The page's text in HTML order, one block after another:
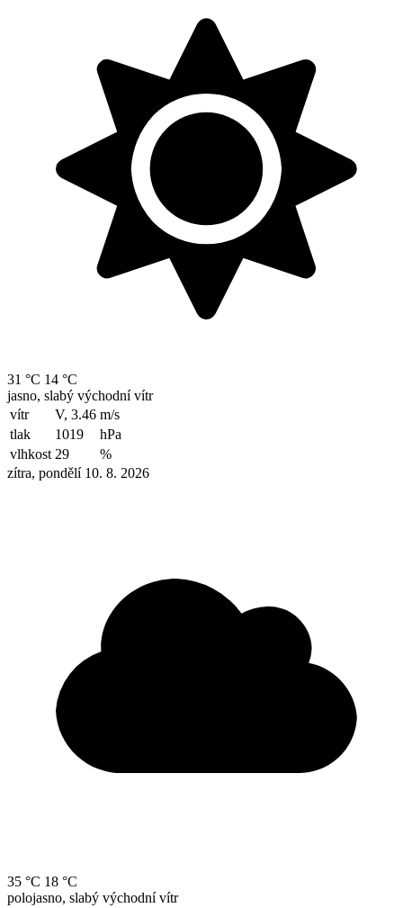
31 °C 14 °C
jasno, slabý východní vítr
vítr
V, 3.46 m/s
tlak
1019
hPa
vlhkost 29
%
zítra, pondělí 10. 8. 2026
35 °C 18 °C
polojasno, slabý východní vítr